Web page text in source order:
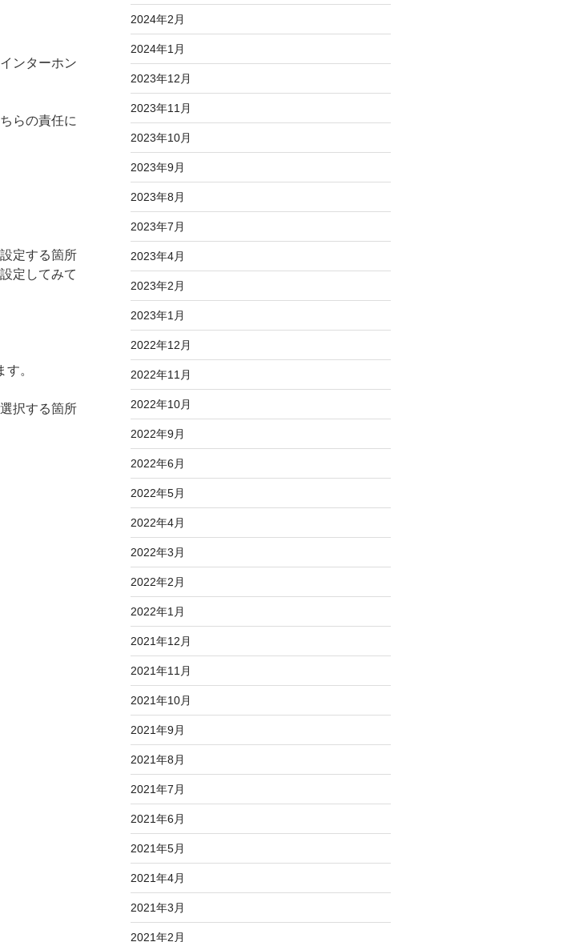
ンターホン
らの責任に
定する箇所
定してみて
。
択する箇所
2024年2月
2024年1月
2023年12月
2023年11月
2023年10月
2023年9月
2023年8月
2023年7月
2023年4月
2023年2月
2023年1月
2022年12月
2022年11月
2022年10月
2022年9月
2022年6月
2022年5月
2022年4月
2022年3月
2022年2月
2022年1月
2021年12月
2021年11月
2021年10月
2021年9月
2021年8月
2021年7月
2021年6月
2021年5月
2021年4月
2021年3月
2021年2月